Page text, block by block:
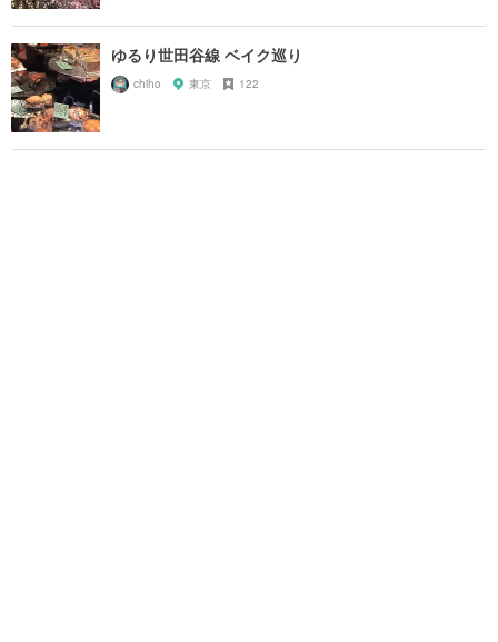
ゆるり世田谷線 ベイク巡り
chiho 東京 122